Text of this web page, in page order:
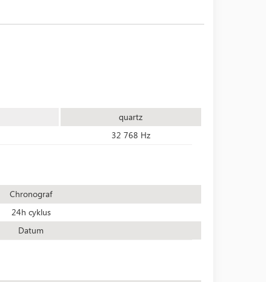
quartz
32 768 Hz
Chronograf
24h cyklus
Datum